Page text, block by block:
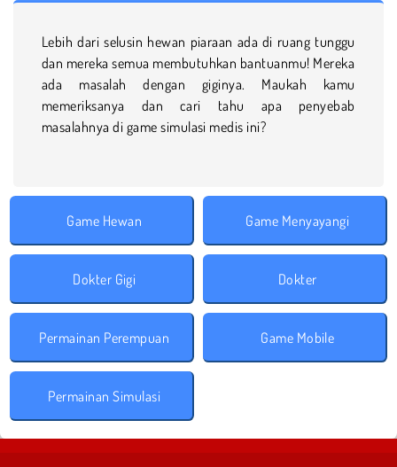
Lebih dari selusin hewan piaraan ada di ruang tunggu
dan mereka semua membutuhkan bantuanmu! Mereka
ada masalah dengan giginya. Maukah kamu
memeriksanya dan cari tahu apa penyebab
masalahnya di game simulasi medis ini?
Game Hewan Game Menyayangi
Dokter Gigi Dokter
Permainan Perempuan Game Mobile
Permainan Simulasi